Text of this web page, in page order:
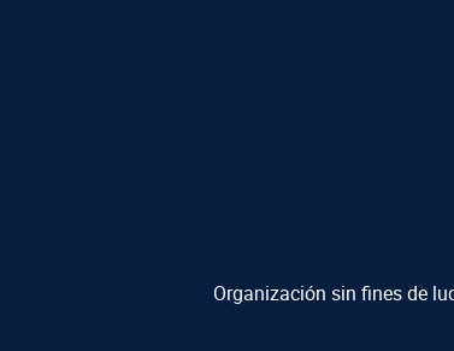
Organización sin fines de